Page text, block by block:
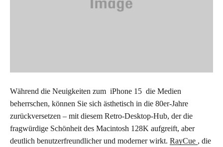
Während die Neuigkeiten zum iPhone 15 die Medien
beherrschen, können Sie sich ästhetisch in die 80er-Jahre
zurückversetzen – mit diesem Retro-Desktop-Hub, der die
fragwürdige Schönheit des Macintosh 128K aufgreift, aber
deutlich benutzerfreundlicher und moderner wirkt. RayCue , die